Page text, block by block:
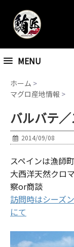
MENU
ホーム >
マグロ産地情報 >
バルバテ／
2014/09/08
スペインは漁師
大西洋天然クロ
察or商談
訪問時はシーズ
にて